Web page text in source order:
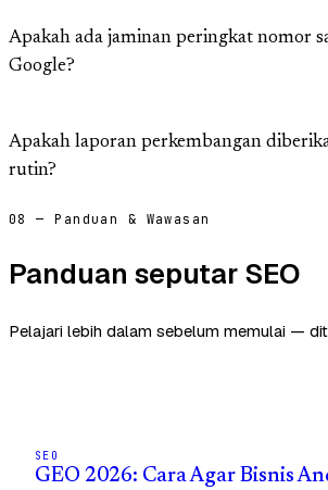
Apakah ada jaminan peringkat nomor
Google?
Apakah laporan perkembangan
rutin?
08 — Panduan & Wawasan
Panduan seputar SEO
Pelajari lebih dalam sebelum memulai —
SEO
GEO 2026: Cara Agar Bisnis